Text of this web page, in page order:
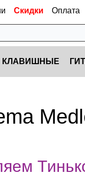
Скидки Оплата
КЛАВИШНЫЕ